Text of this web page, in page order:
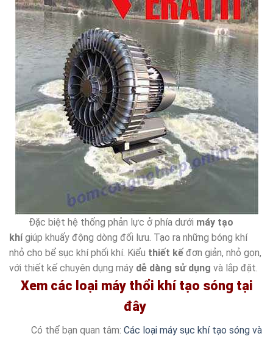
Đặc biệt hệ thống phản lực ở phía dưới máy tạo
khígiúp khuấy động dòng đối lưu. Tạo ra những bóng khí
nhỏ cho bể sục khí phối khí. Kiểu thiết kế đơn giản, nhỏ gọn,
với thiết kế chuyên dụng máy dễ dàng sử dụng và lắp đặt.
Xem các loại máy thổi khí tạo sóng tại
đây
Có thể bạn quan tâm: Các loại máy sục khí tạo sóng và